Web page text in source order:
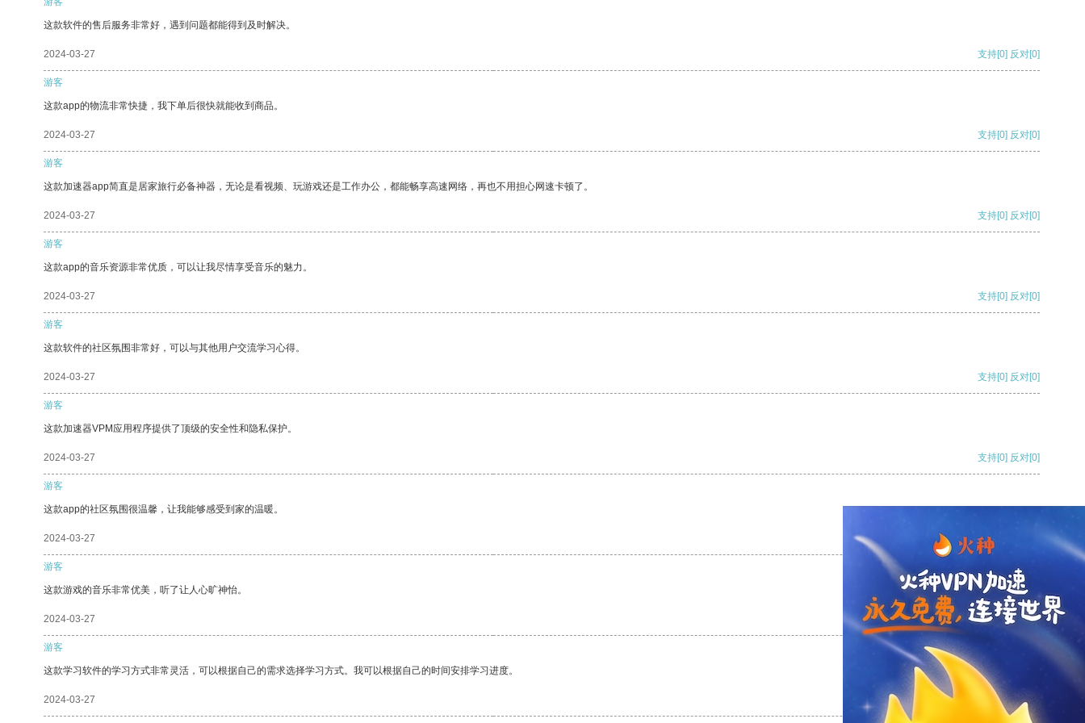
这款软件的售后服务非常好，遇到问题都能得到及时解决。
2024-03-27 支持[0] 反对[0]
游客
这款app的物流非常快捷，我下单后很快就能收到商品。
2024-03-27 支持[0] 反对[0]
游客
这款加速器app简直是居家旅行必备神器，无论是看视频、玩游戏还是工作办公，都能畅享高速网络，再也不用担心网速卡顿了。
2024-03-27 支持[0] 反对[0]
游客
这款app的音乐资源非常优质，可以让我尽情享受音乐的魅力。
2024-03-27 支持[0] 反对[0]
游客
这款软件的社区氛围非常好，可以与其他用户交流学习心得。
2024-03-27 支持[0] 反对[0]
游客
这款加速器VPM应用程序提供了顶级的安全性和隐私保护。
2024-03-27 支持[0] 反对[0]
游客
这款app的社区氛围很温馨，让我能够感受到家的温暖。
2024-03-27 支持
游客
这款游戏的音乐非常优美，听了让人心旷神怡。
2024-03-27 支持[0] 反对[0]
游客
这款学习软件的学习方式非常灵活，可以根据自己的需求选择学习方式。我可以根据自己的时间安排学习进度。
2024-03-27 支持[0] 反对[0]